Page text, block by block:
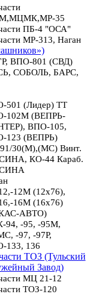
35
ПБ-4 "ОСА"
МР-313, Наган
ВПО-801 (СВД)
СОБОЛЬ, БАРС,
501 (Лидер) ТТ
102М (ВЕПРЬ-
ВПО-105,
123 (ВЕПРЬ)
30(М),(МС) Винт.
КО-44 Караб.
12М (12х76),
16М (16х76)
АВТО)
94, -95, -95М,
-97, -97Р,
133, 136
ТОЗ (Тульский
Завод)
МЦ 21-12
ТОЗ-120